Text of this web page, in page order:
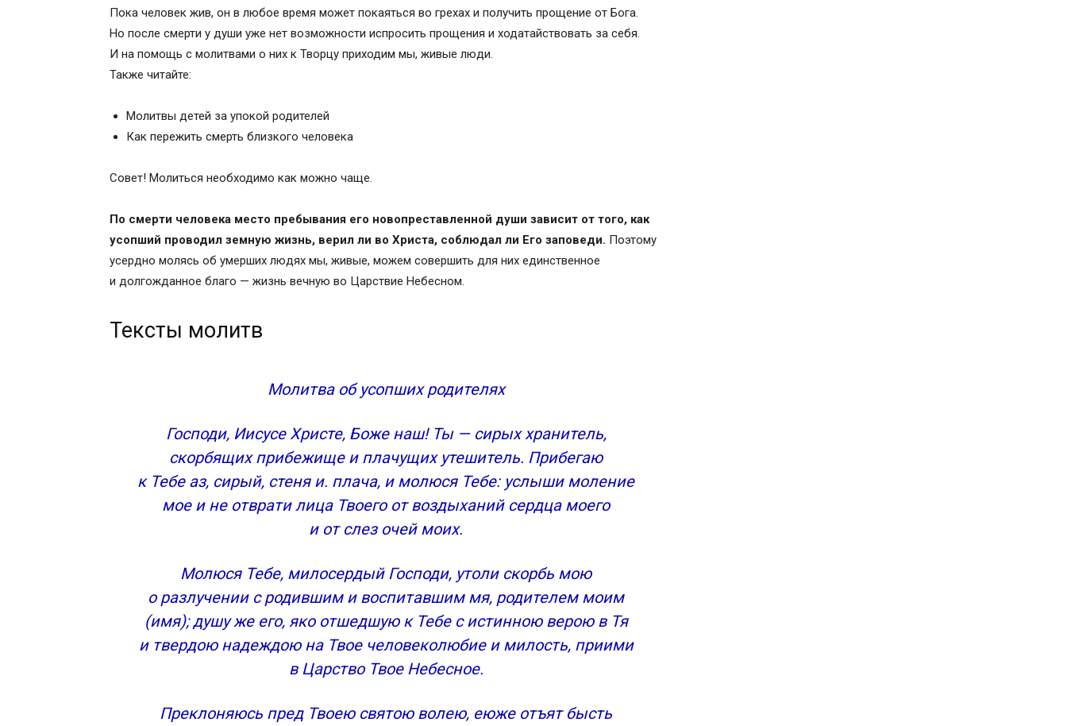
Годовщина поминания
Православные иконы и молитвы
Информационный сайт про иконы, молитвы, православные традиции.
Молитва Царю Небесный, текст
Молитва за упокой души всякого усопшего христианина
Зачем нужно молиться об умерших
Что означают 3, 9, 40 дней и годовщина
День девятый
День сороковой
Годовщина поминания
Символ Веры
Последование по исходе души от тела, читаемое мирянином
Молитва родителей о почивших детях
Церковные требы в православных храмах Иерусалима
Сорокоуст о упокоении
Неусыпаемая псалтирь
Церковная записка
Молебен о здравии
Молитвы за упокой души
Заупокойное богослужение в православии:
Вселенская родительская суббота
Молитва «Со святыми упокой»
Молитва о упокоении усопших
Молитва за упокой близких и всех усопших
Пока человек жив, он в любое время может покаяться во грехах и получить прощение от Бога.
Но после смерти у души уже нет возможности испросить прощения и ходатайствовать за себя.
И на помощь с молитвами о них к Творцу приходим мы, живые люди.
Также читайте:
Молитвы детей за упокой родителей
Как пережить смерть близкого человека
Совет! Молиться необходимо как можно чаще.
По смерти человека место пребывания его новопреставленной души зависит от того, как
усопший проводил земную жизнь, верил ли во Христа, соблюдал ли Его заповеди. Поэтому
усердно молясь об умерших людях мы, живые, можем совершить для них единственное
и долгожданное благо — жизнь вечную во Царствие Небесном.
Тексты молитв
Молитва об усопших родителях
Господи, Иисусе Христе, Боже наш! Ты — сирых хранитель,
скорбящих прибежище и плачущих утешитель. Прибегаю
к Тебе аз, сирый, стеня и. плача, и молюся Тебе: услыши моление
мое и не отврати лица Твоего от воздыханий сердца моего
и от слез очей моих.
Молюся Тебе, милосердый Господи, утоли скорбь мою
о разлучении с родившим и воспитавшим мя, родителем моим
(имя); душу же его, яко отшедшую к Тебе с истинною верою в Тя
и твердою надеждою на Твое человеколюбие и милость, приими
в Царство Твое Небесное.
Преклоняюсь пред Твоею святою волею, еюже отъят бысть